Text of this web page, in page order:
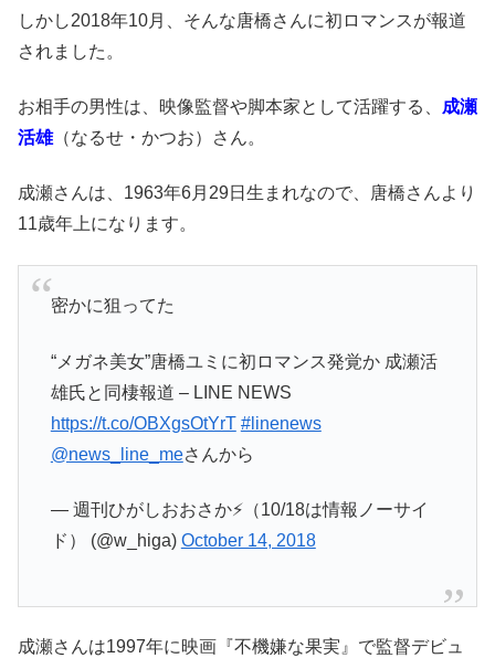
しかし2018年10月、そんな唐橋さんに初ロマンスが報道
されました。
お相手の男性は、映像監督や脚本家として活躍する、 成瀬
活雄（なるせ・かつお）さん。
成瀬さんは、1963年6月29日生まれなので、唐橋さんより
11歳年上になります。
密かに狙ってた
“メガネ美女”唐橋ユミに初ロマンス発覚か 成瀬活
雄氏と同棲報道 – LINE NEWS
https://t.co/OBXgsOtYrT #linenews
@news_line_meさんから
— 週刊ひがしおおさか⚡️（10/18は情報ノーサイ
ド） (@w_higa) October 14, 2018
成瀬さんは1997年に映画『不機嫌な果実 』で監督デビュ